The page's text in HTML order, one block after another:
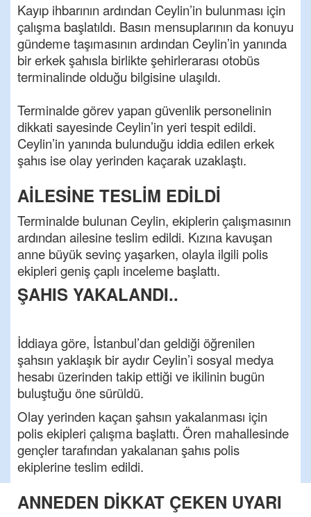
Kayıp ihbarının ardından Ceylin’in bulunması için
çalışma başlatıldı. Basın mensuplarının da konuyu
gündeme taşımasının ardından Ceylin’in yanında
bir erkek şahısla birlikte şehirlerarası otobüs
terminalinde olduğu bilgisine ulaşıldı.
Terminalde görev yapan güvenlik personelinin
dikkati sayesinde Ceylin’in yeri tespit edildi.
Ceylin’in yanında bulunduğu iddia edilen erkek
şahıs ise olay yerinden kaçarak uzaklaştı.
AİLESİNE TESLİM EDİLDİ
Terminalde bulunan Ceylin, ekiplerin çalışmasının
ardından ailesine teslim edildi. Kızına kavuşan
anne büyük sevinç yaşarken, olayla ilgili polis
ekipleri geniş çaplı inceleme başlattı.
ŞAHIS YAKALANDI..
İddiaya göre, İstanbul’dan geldiği öğrenilen
şahsın yaklaşık bir aydır Ceylin’i sosyal medya
hesabı üzerinden takip ettiği ve ikilinin bugün
buluştuğu öne sürüldü.
Olay yerinden kaçan şahsın yakalanması için
polis ekipleri çalışma başlattı. Ören mahallesinde
gençler tarafından yakalanan şahıs polis
ekiplerine teslim edildi.
ANNEDEN DİKKAT ÇEKEN UYARI